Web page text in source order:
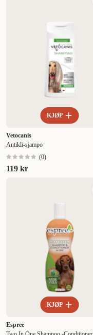
KJØP
Vetocanis
Antikli-sjampo
(0)
119 kr
KJØP
Espree